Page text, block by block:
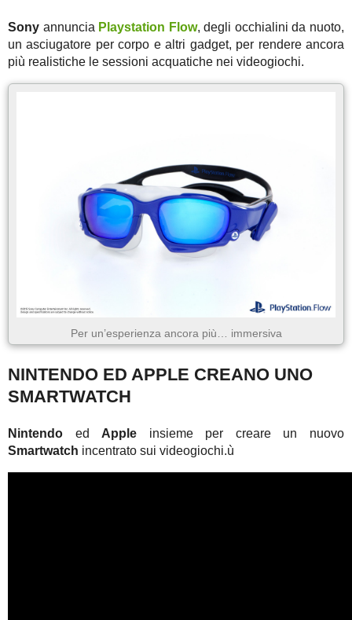
Sony annuncia Playstation Flow, degli occhialini da nuoto,
un asciugatore per corpo e altri gadget, per rendere ancora
più realistiche le sessioni acquatiche nei videogiochi.
Per un’esperienza ancora più… immersiva
NINTENDO ED APPLE CREANO UNO
SMARTWATCH
Nintendo ed Apple insieme per creare un nuovo
Smartwatch incentrato sui videogiochi.ù